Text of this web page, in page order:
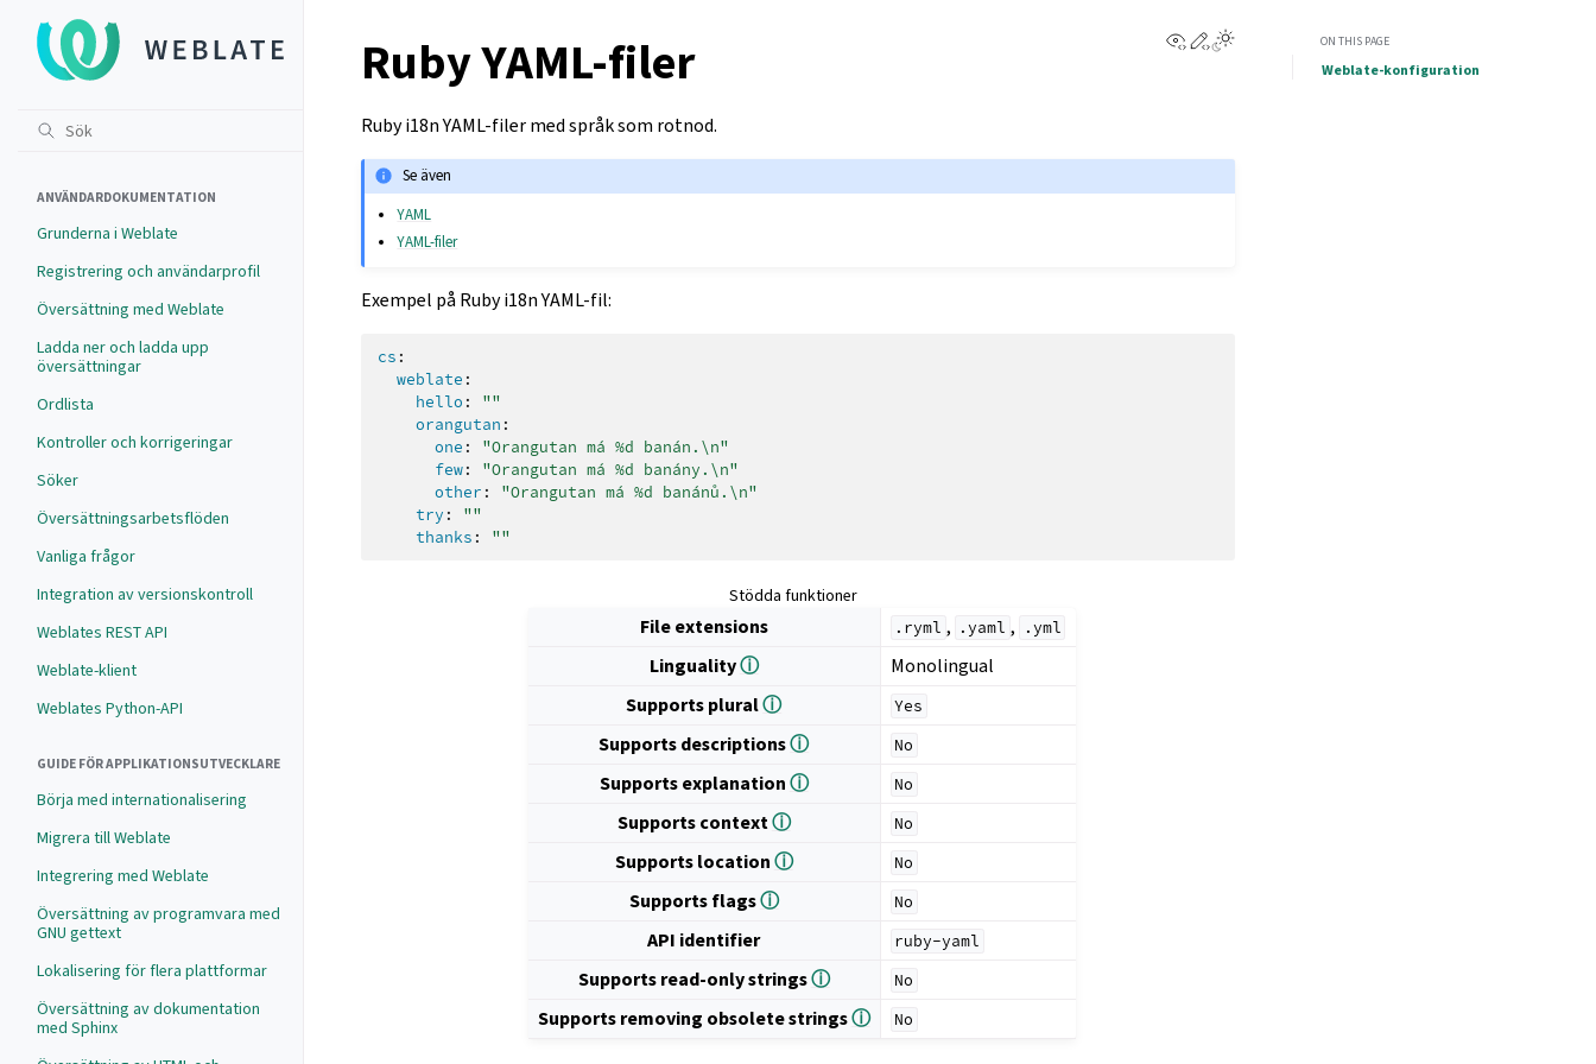
ANVÄNDARDOKUMENTATION
Grunderna i Weblate
Registrering och användarprofil
Översättning med Weblate
Ladda ner och ladda upp
översättningar
Ordlista
Kontroller och korrigeringar
Söker
Översättningsarbetsflöden
Vanliga frågor
Integration av versionskontroll
Weblates REST API
Weblate-klient
Weblates Python-API
GUIDE FÖR APPLIKATIONSUTVECKLARE
Börja med internationalisering
Migrera till Weblate
Integrering med Weblate
Översättning av programvara med
GNU gettext
Lokalisering för flera plattformar
Översättning av dokumentation
med Sphinx
View this page
Edit this page
Ruby YAML-filer
Ruby i18n YAML-filer med språk som rotnod.
Se även
YAML
YAML-filer
Exempel på Ruby i18n YAML-fil:
cs :
weblate :
hello :
""
orangutan :
one : "Orangutan má %d banán.\n"
few: "Orangutan má %d banány.\n"
other : "Orangutan má %d banánů.\n"
try :
""
thanks : ""
Stödda funktioner
File extensions .ryml , .yaml , .yml
Lingualityⓘ
Monolingual
Supports pluralⓘ Yes
Supports descriptionsⓘ No
Supports explanationⓘ No
Supports contextⓘ No
Supports locationⓘ No
Supports flagsⓘ No
API identifier ruby-yaml
Supports read-only stringsⓘ No
Supports removing obsolete stringsⓘ No
ON THIS PAGE
Weblate-konfiguration